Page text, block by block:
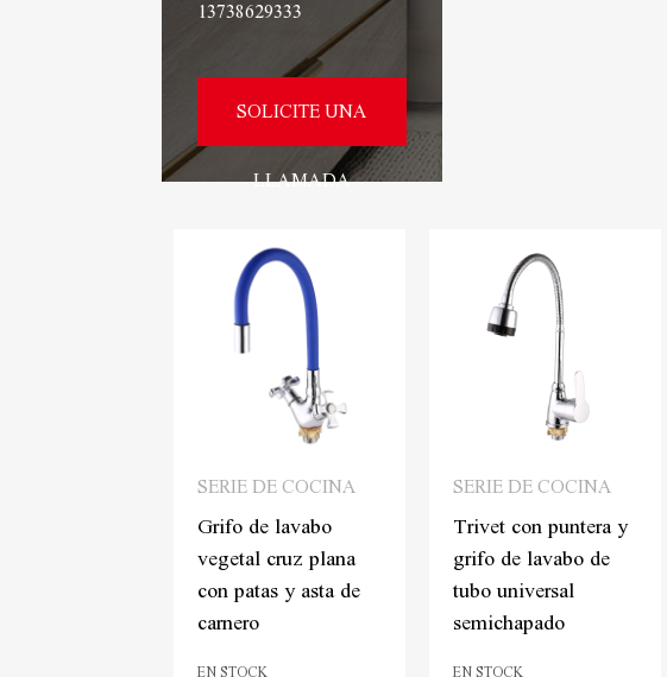
13738629333
SOLICITE UNA
LLAMADA
SERIE DE COCINA
Grifo de lavabo
vegetal cruz plana
con patas y asta de
carnero
EN STOCK
SERIE DE COCINA
Trivet con puntera y
grifo de lavabo de
tubo universal
semichapado
EN STOCK